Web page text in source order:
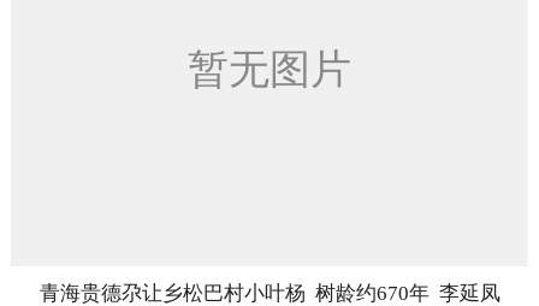
青海贵德尕让乡松巴村小叶杨 树龄约670年 李延凤